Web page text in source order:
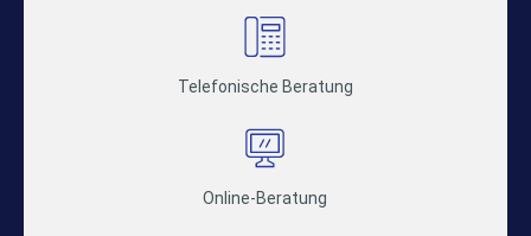
Telefonische Beratung
Online-Beratung